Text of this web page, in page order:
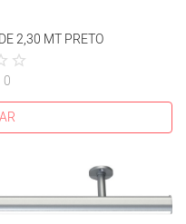
2,30 MT PRETO
0